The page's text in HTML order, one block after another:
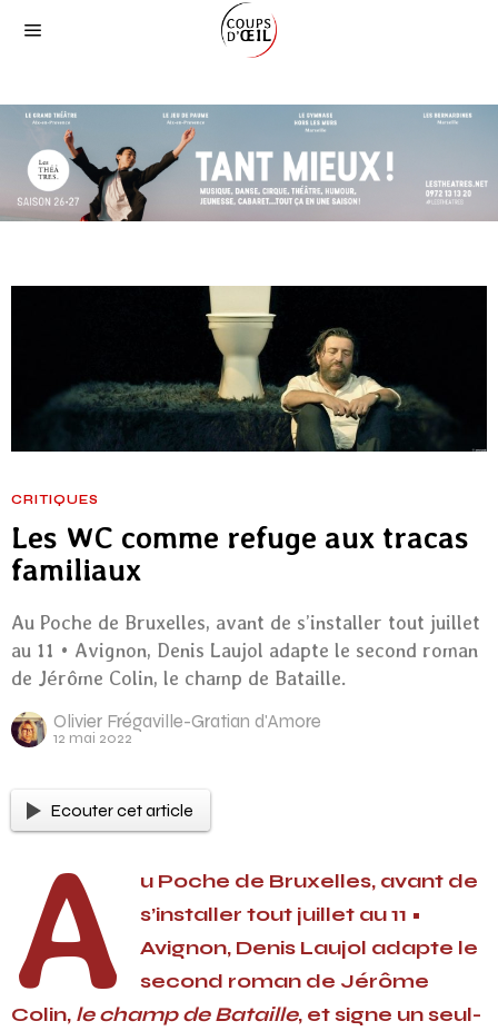
CRITIQUES
Les WC comme refuge aux tracas
familiaux
Au Poche de Bruxelles, avant de s’installer tout juillet
au 11 • Avignon, Denis Laujol adapte le second roman
de Jérôme Colin, le champ de Bataille.
Olivier Frégaville-Gratian d'Amore
12 mai 2022
Ecouter cet article
A
u Poche de Bruxelles, avant de
s’installer tout juillet au 11 •
Avignon, Denis Laujol adapte le
second roman de Jérôme
Colin, le champ de Bataille, et signe un seul-